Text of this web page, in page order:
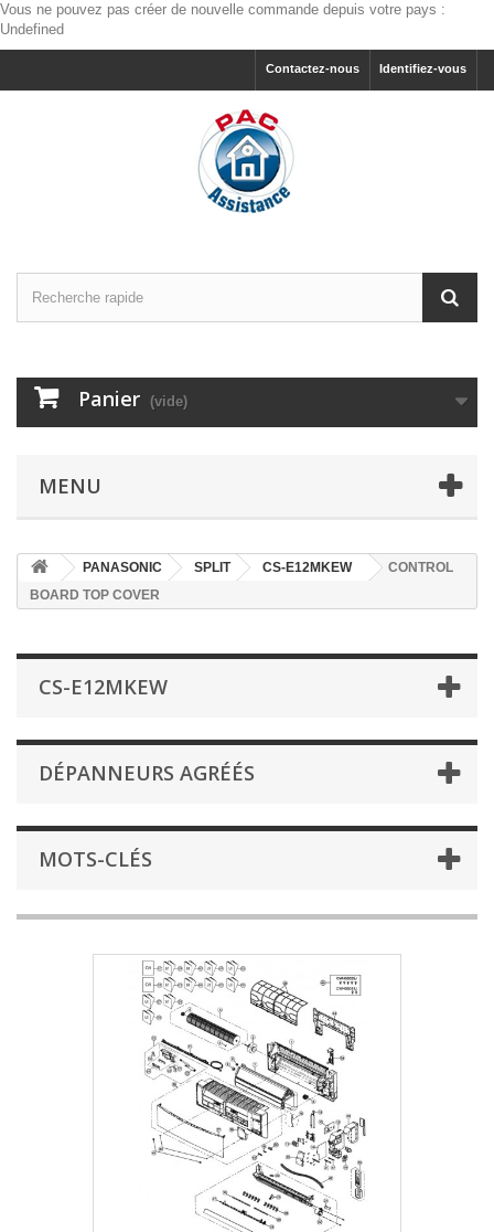
Vous ne pouvez pas créer de nouvelle commande depuis votre pays :
Undefined
Identifiez-vous
Contactez-nous
Panier (vide)
MENU
PANASONIC SPLIT CS-E12MKEW
CONTROL
BOARD TOP COVER
CS-E12MKEW
DÉPANNEURS AGRÉÉS
MOTS-CLÉS